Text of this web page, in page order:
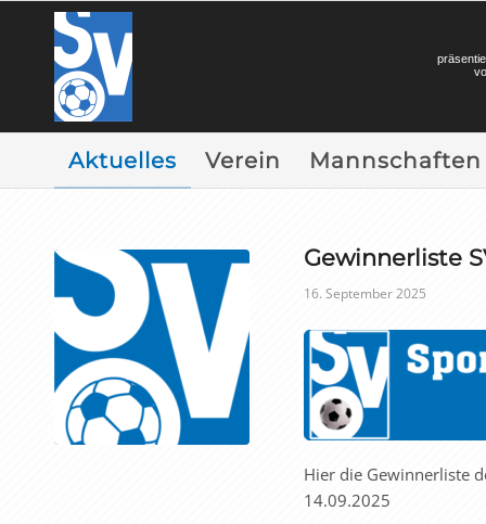
Aktuelles Verein Mannschaften
Gewinnerliste
16. September 2025
Hier die Gewinnerliste
14.09.2025